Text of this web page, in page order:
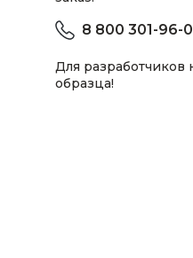
±Δα (дБ)
8 800 301-96-
Для
образца!